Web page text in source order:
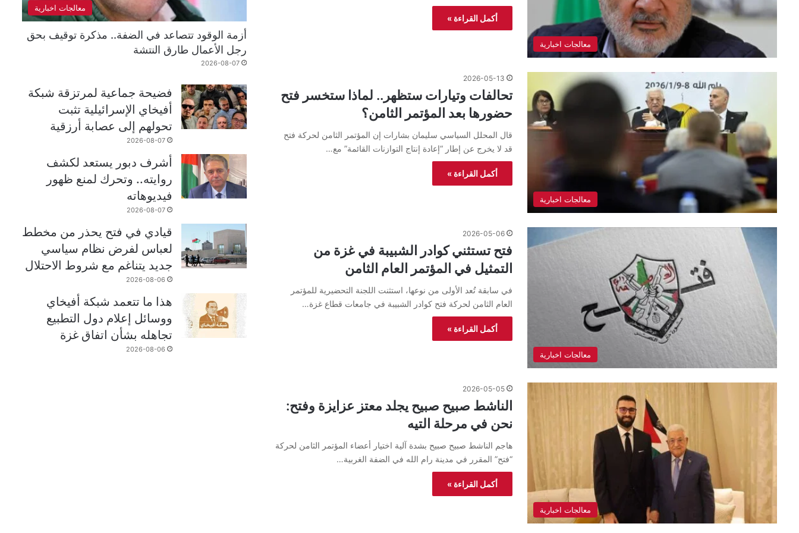
معالجات اخبارية
أكمل القراءة »
معالجات اخبارية
2026-05-13
تحالفات وتيارات ستظهر.. لماذا ستخسر فتح
حضورها بعد المؤتمر الثامن؟
قال المحلل السياسي سليمان بشارات إن المؤتمر الثامن لحركة فتح
قد لا يخرج عن إطار “إعادة إنتاج التوازنات القائمة” مع…
أكمل القراءة »
معالجات اخبارية
2026-05-06
فتح تستثني كوادر الشبيبة في غزة من
التمثيل في المؤتمر العام الثامن
في سابقة تُعد الأولى من نوعها، استثنت اللجنة التحضيرية للمؤتمر
العام الثامن لحركة فتح كوادر الشبيبة في جامعات قطاع غزة…
أكمل القراءة »
معالجات اخبارية
2026-05-05
الناشط صبيح صبيح يجلد معتز عزايزة وفتح:
نحن في مرحلة التيه
هاجم الناشط صبيح صبيح بشدة آلية اختيار أعضاء المؤتمر الثامن لحركة
“فتح” المقرر في مدينة رام الله في الضفة الغربية…
أكمل القراءة »
معالجات اخبارية
أزمة الوقود تتصاعد في الضفة.. مذكرة توقيف بحق
رجل الأعمال طارق النتشة
2026-08-07
فضيحة جماعية لمرتزقة شبكة
أفيخاي الإسرائيلية تثبت
تحولهم إلى عصابة أرزقية
2026-08-07
أشرف دبور يستعد لكشف
روايته.. وتحرك لمنع ظهور
فيديوهاته
2026-08-07
قيادي في فتح يحذر من مخطط
لعباس لفرض نظام سياسي
جديد يتناغم مع شروط الاحتلال
2026-08-06
هذا ما تتعمد شبكة أفيخاي
ووسائل إعلام دول التطبيع
تجاهله بشأن اتفاق غزة
2026-08-06